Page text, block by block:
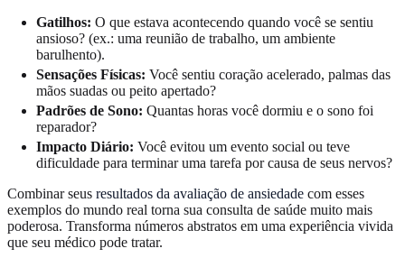
Gatilhos: O que estava acontecendo quando você se sentiu
ansioso? (ex.: uma reunião de trabalho, um ambiente
barulhento).
Sensações Físicas: Você sentiu coração acelerado, palmas das
mãos suadas ou peito apertado?
Padrões de Sono: Quantas horas você dormiu e o sono foi
reparador?
Impacto Diário: Você evitou um evento social ou teve
dificuldade para terminar uma tarefa por causa de seus nervos?
Combinar seus resultados da avaliação de ansiedade com esses
exemplos do mundo real torna sua consulta de saúde muito mais
poderosa. Transforma números abstratos em uma experiência vivida
que seu médico pode tratar.